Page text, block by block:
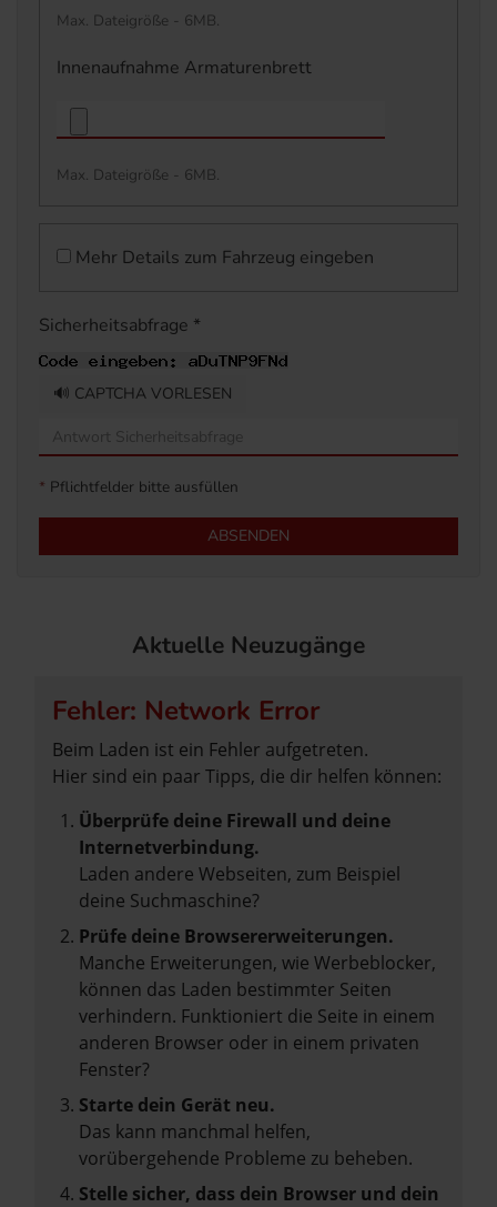
Max. Dateigröße - 6MB.
Innenaufnahme Armaturenbrett
Max. Dateigröße - 6MB.
Mehr Details zum Fahrzeug eingeben
Sicherheitsabfrage *
🔊 CAPTCHA VORLESEN
* Pflichtfelder bitte ausfüllen
ABSENDEN
Aktuelle Neuzugänge
Fehler: Network Error
Beim Laden ist ein Fehler aufgetreten.
Hier sind ein paar Tipps, die dir helfen können:
Überprüfe deine Firewall und deine
Internetverbindung.
Laden andere Webseiten, zum Beispiel
deine Suchmaschine?
Prüfe deine Browsererweiterungen.
Manche Erweiterungen, wie Werbeblocker,
können das Laden bestimmter Seiten
verhindern. Funktioniert die Seite in einem
anderen Browser oder in einem privaten
Fenster?
Starte dein Gerät neu.
Das kann manchmal helfen,
vorübergehende Probleme zu beheben.
Stelle sicher, dass dein Browser und dein